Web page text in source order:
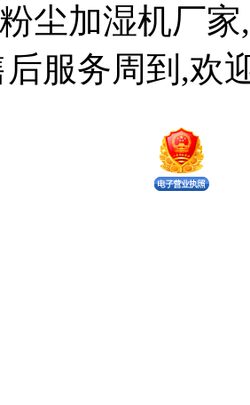
尘加湿机厂
后服务周到,欢